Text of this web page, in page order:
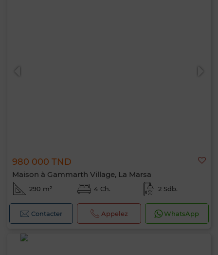
980 000 TND
Maison à Gammarth Village, La Marsa
290 m² 4 Ch. 2 Sdb.
Contacter Appelez WhatsApp